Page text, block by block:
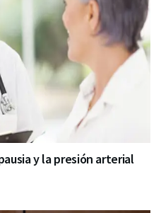
y la presión arterial